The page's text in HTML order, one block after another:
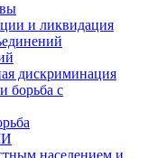
и ликвидация
дискриминация
борьба с